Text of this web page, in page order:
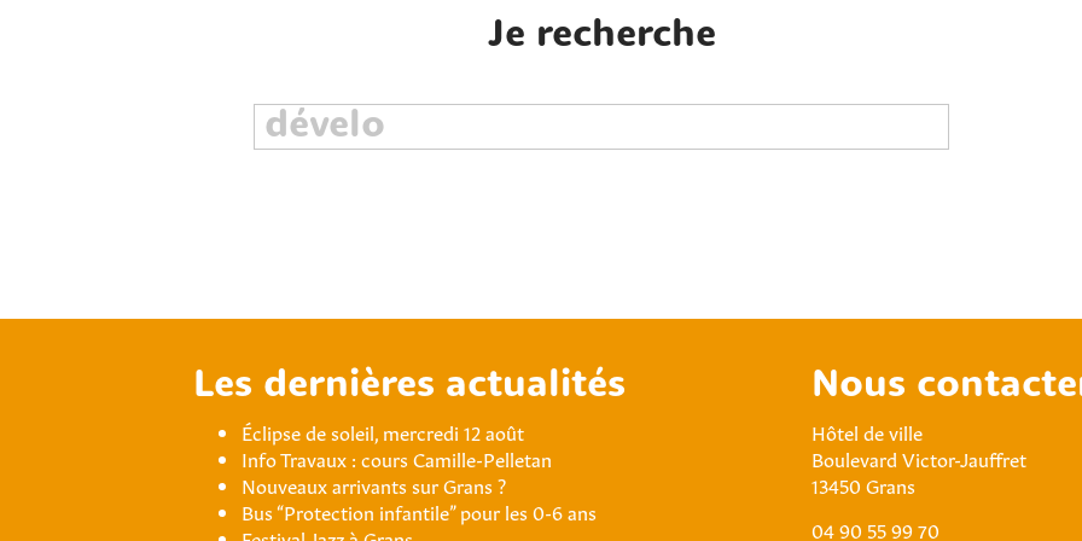
Je recherche
Les dernières actualités
Éclipse de soleil, mercredi 12 août
Info Travaux : cours Camille-Pelletan
Nouveaux arrivants sur Grans ?
Bus “Protection infantile” pour les 0-6 ans
Nous
Hôtel de ville
Boulevard Victor-Jauffret
13450 Grans
04 90 55 99 70